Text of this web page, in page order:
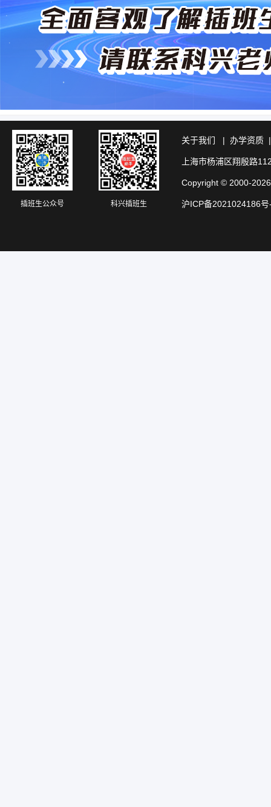
插班生公众号 科兴插班生
关于我们 | 办学资质
上海市杨浦区翔殷路
Copyright © 2000-
沪ICP备2021024186号